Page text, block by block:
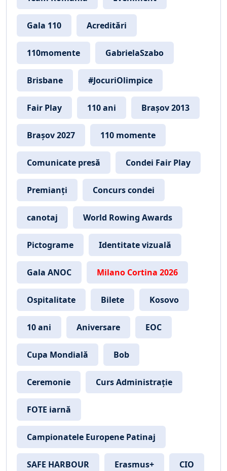
Gala 110 Acreditări
110momente GabrielaSzabo
Brisbane #JocuriOlimpice
Fair Play 110 ani Brașov 2013
Brașov 2027 110 momente
Comunicate presă Condei Fair Play
Premianți Concurs condei
canotaj World Rowing Awards
Pictograme Identitate vizuală
Gala ANOC Milano Cortina 2026
Ospitalitate Bilete Kosovo
10 ani Aniversare EOC
Cupa Mondială Bob
Ceremonie Curs Administrație
FOTE iarnă
Campionatele Europene Patinaj
SAFE HARBOUR Erasmus+ CIO